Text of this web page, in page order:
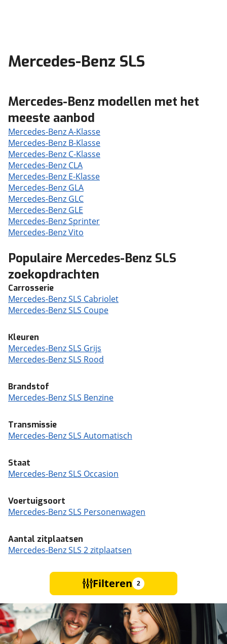
Mercedes-Benz SLS
Mercedes-Benz modellen met het
meeste aanbod
Mercedes-Benz A-Klasse
Mercedes-Benz B-Klasse
Mercedes-Benz C-Klasse
Mercedes-Benz CLA
Mercedes-Benz E-Klasse
Mercedes-Benz GLA
Mercedes-Benz GLC
Mercedes-Benz GLE
Mercedes-Benz Sprinter
Mercedes-Benz Vito
Populaire Mercedes-Benz SLS
zoekopdrachten
Carrosserie
Mercedes-Benz SLS Cabriolet
Mercedes-Benz SLS Coupe
Kleuren
Mercedes-Benz SLS Grijs
Mercedes-Benz SLS Rood
Brandstof
Mercedes-Benz SLS Benzine
Transmissie
Mercedes-Benz SLS Automatisch
Staat
Mercedes-Benz SLS Occasion
Voertuigsoort
Mercedes-Benz SLS Personenwagen
Aantal zitplaatsen
Mercedes-Benz SLS 2 zitplaatsen
Filteren 2